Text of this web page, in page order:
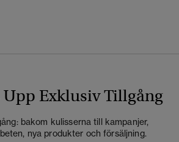
Upp Exklusiv Tillgång
bakom kulisserna till kampanjer,
nya produkter och försäljning.